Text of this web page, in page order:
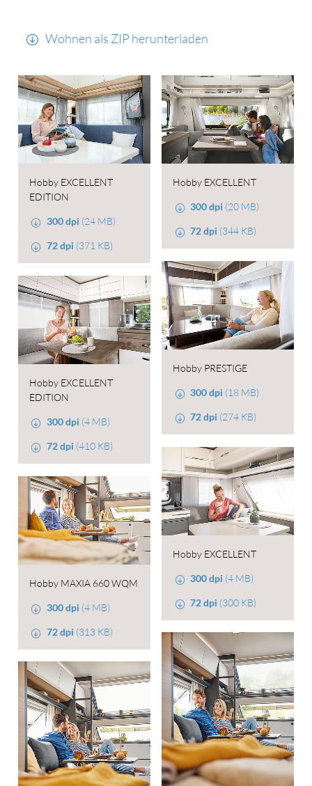
Wohnen als ZIP herunterladen
Hobby EXCELLENT
EDITION
300 dpi (24 MB)
72 dpi (371 KB)
Hobby EXCELLENT
300 dpi (20 MB)
72 dpi (344 KB)
Hobby PRESTIGE
300 dpi (18 MB)
72 dpi (274 KB)
Hobby EXCELLENT
EDITION
300 dpi (4 MB)
72 dpi (410 KB)
Hobby EXCELLENT
300 dpi (4 MB)
72 dpi (300 KB)
Hobby MAXIA 660 WQM
300 dpi (4 MB)
72 dpi (313 KB)